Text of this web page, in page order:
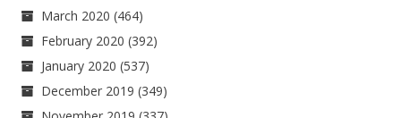
March 2020 (464)
February 2020 (392)
January 2020 (537)
December 2019 (349)